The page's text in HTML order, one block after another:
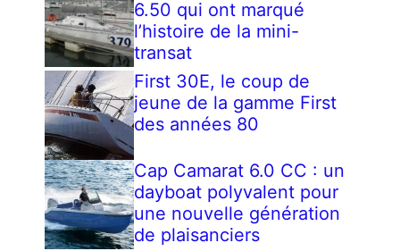
6.50 qui ont marqué
l’histoire de la mini-
transat
First 30E, le coup de
jeune de la gamme First
des années 80
Cap Camarat 6.0 CC : un
dayboat polyvalent pour
une nouvelle génération
de plaisanciers